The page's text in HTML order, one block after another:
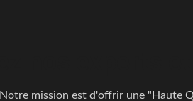
Notre mission est d'offrir une "Haute